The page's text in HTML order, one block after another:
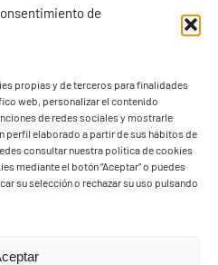
de
propias y de terceros para finalidades
web, personalizar el contenido
de redes sociales y mostrarle
perfil elaborado a partir de sus hábitos de
consultar nuestra política de cookies
mediante el botón “Aceptar” o puedes
su selección o rechazar su uso pulsando